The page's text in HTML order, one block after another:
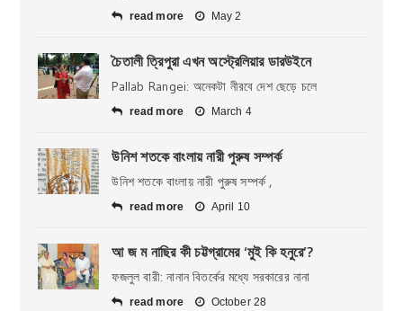
read more May 2
চৈতালী ত্রিপুরা এখন অস্ট্রেলিয়ার ডারউইনে
Pallab Rangei: অনেকটা নীরবে দেশ ছেড়ে চলে
read more March 4
উনিশ শতকে বাংলায় নারী পুরুষ সম্পর্ক
উনিশ শতকে বাংলায় নারী পুরুষ সম্পর্ক ,
read more April 10
আ জ ম নাছির কী চট্টগ্রামের ‘মুই কি হনুরে’?
ফজলুল বারী: নানান বিতর্কের মধ্যে সরকারের নানা
read more October 28